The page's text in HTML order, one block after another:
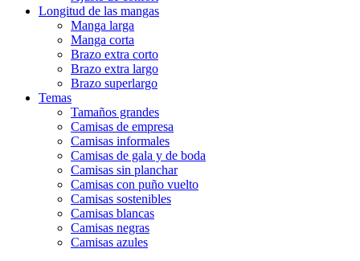
Longitud de las mangas
Manga larga
Manga corta
Brazo extra corto
Brazo extra largo
Brazo superlargo
Temas
Tamaños grandes
Camisas de empresa
Camisas informales
Camisas de gala y de boda
Camisas sin planchar
Camisas con puño vuelto
Camisas sostenibles
Camisas blancas
Camisas negras
Camisas azules